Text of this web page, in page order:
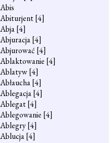
Abis
Abiturjent[4]
Abja[4]
Abjuracja[4]
Abjurować [4]
Ablaktowanie [4]
Ablatyw[4]
Abłaucha[4]
Ablegacja[4]
Ablegat[4]
Ablegowanie [4]
Ablegry[4]
Ablucja[4]